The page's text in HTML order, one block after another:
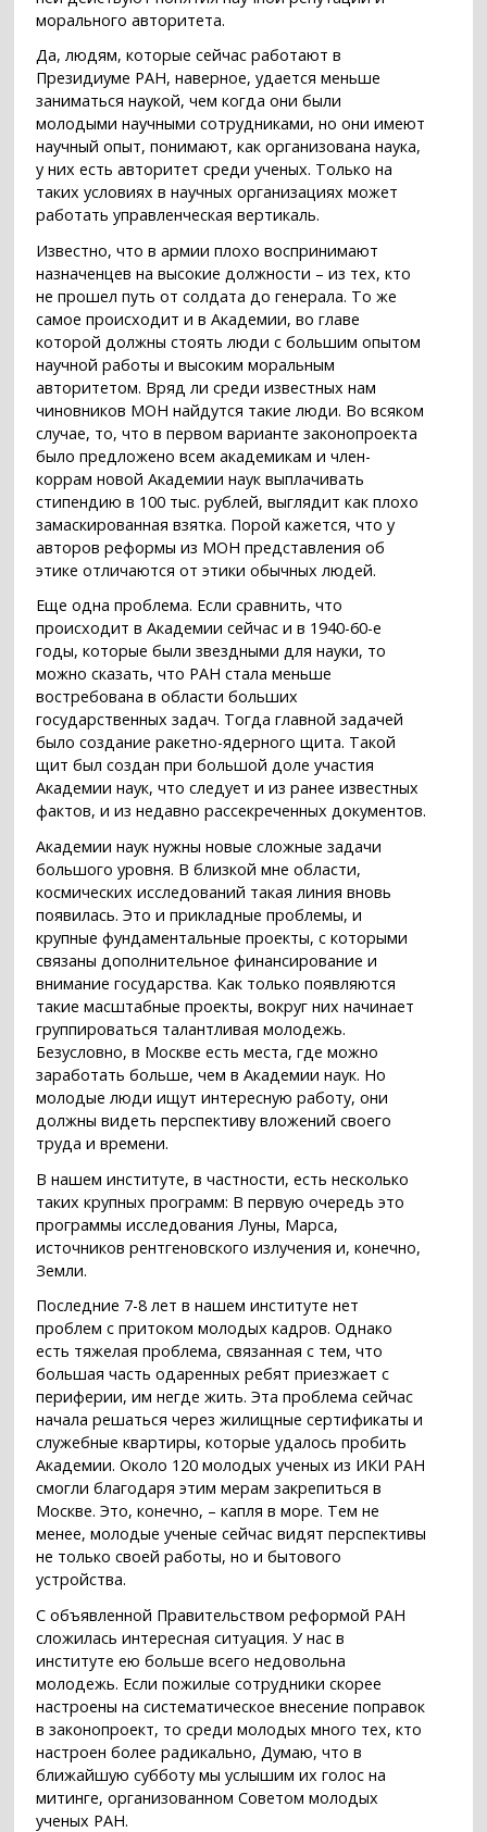
морального авторитета.
Да, людям, которые сейчас работают в
Президиуме РАН, наверное, удается меньше
заниматься наукой, чем когда они были
молодыми научными сотрудниками, но они имеют
научный опыт, понимают, как организована наука,
у них есть авторитет среди ученых. Только на
таких условиях в научных организациях может
работать управленческая вертикаль.
Известно, что в армии плохо воспринимают
назначенцев на высокие должности – из тех, кто
не прошел путь от солдата до генерала. То же
самое происходит и в Академии, во главе
которой должны стоять люди с большим опытом
научной работы и высоким моральным
авторитетом. Вряд ли среди известных нам
чиновников МОН найдутся такие люди. Во всяком
случае, то, что в первом варианте законопроекта
было предложено всем академикам и член-
коррам новой Академии наук выплачивать
стипендию в 100 тыс. рублей, выглядит как плохо
замаскированная взятка. Порой кажется, что у
авторов реформы из МОН представления об
этике отличаются от этики обычных людей.
Еще одна проблема. Если сравнить, что
происходит в Академии сейчас и в 1940-60-е
годы, которые были звездными для науки, то
можно сказать, что РАН стала меньше
востребована в области больших
государственных задач. Тогда главной задачей
было создание ракетно-ядерного щита. Такой
щит был создан при большой доле участия
Академии наук, что следует и из ранее известных
фактов, и из недавно рассекреченных документов.
Академии наук нужны новые сложные задачи
большого уровня. В близкой мне области,
космических исследований такая линия вновь
появилась. Это и прикладные проблемы, и
крупные фундаментальные проекты, с которыми
связаны дополнительное финансирование и
внимание государства. Как только появляются
такие масштабные проекты, вокруг них начинает
группироваться талантливая молодежь.
Безусловно, в Москве есть места, где можно
заработать больше, чем в Академии наук. Но
молодые люди ищут интересную работу, они
должны видеть перспективу вложений своего
труда и времени.
В нашем институте, в частности, есть несколько
таких крупных программ: В первую очередь это
программы исследования Луны, Марса,
источников рентгеновского излучения и, конечно,
Земли.
Последние 7-8 лет в нашем институте нет
проблем с притоком молодых кадров. Однако
есть тяжелая проблема, связанная с тем, что
большая часть одаренных ребят приезжает с
периферии, им негде жить. Эта проблема сейчас
начала решаться через жилищные сертификаты и
служебные квартиры, которые удалось пробить
Академии. Около 120 молодых ученых из ИКИ РАН
смогли благодаря этим мерам закрепиться в
Москве. Это, конечно, – капля в море. Тем не
менее, молодые ученые сейчас видят перспективы
не только своей работы, но и бытового
устройства.
С объявленной Правительством реформой РАН
сложилась интересная ситуация. У нас в
институте ею больше всего недовольна
молодежь. Если пожилые сотрудники скорее
настроены на систематическое внесение поправок
в законопроект, то среди молодых много тех, кто
настроен более радикально, Думаю, что в
ближайшую субботу мы услышим их голос на
митинге, организованном Советом молодых
ученых РАН.